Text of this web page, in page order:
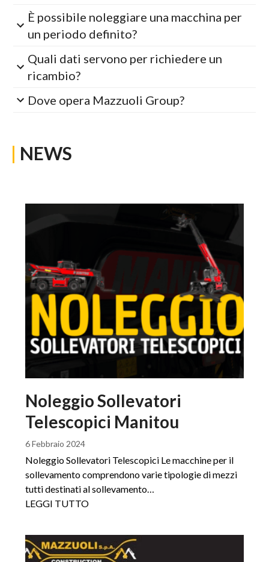
È possibile noleggiare una macchina per
un periodo definito?
Quali dati servono per richiedere un
ricambio?
Dove opera Mazzuoli Group?
| NEWS
Noleggio Sollevatori
Telescopici Manitou
6 Febbraio 2024
Noleggio Sollevatori Telescopici Le macchine per il
sollevamento comprendono varie tipologie di mezzi
tutti destinati al sollevamento…
LEGGI TUTTO